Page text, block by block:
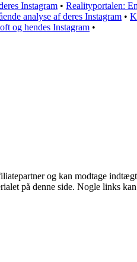
Instagram • Realityportalen:
analyse af deres Instagram •
og hendes Instagram •
og kan modtage
på denne side. Nogle links